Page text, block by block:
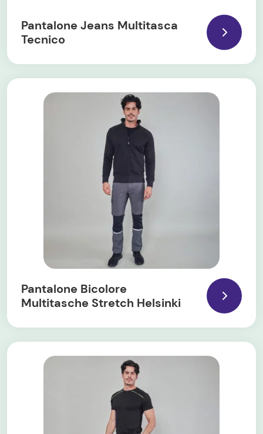
Pantalone Jeans Multitasca
Tecnico
Pantalone Bicolore
Multitasche Stretch Helsinki